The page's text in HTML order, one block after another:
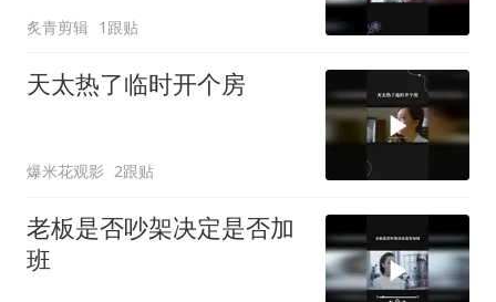
炙青剪辑 1跟贴
天太热了临时开个房
爆米花观影 2跟贴
老板是否吵架决定是否加
班